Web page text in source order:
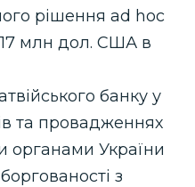
рішення ad hoc
млн дол. США в
банку у
та провадженнях
України
з